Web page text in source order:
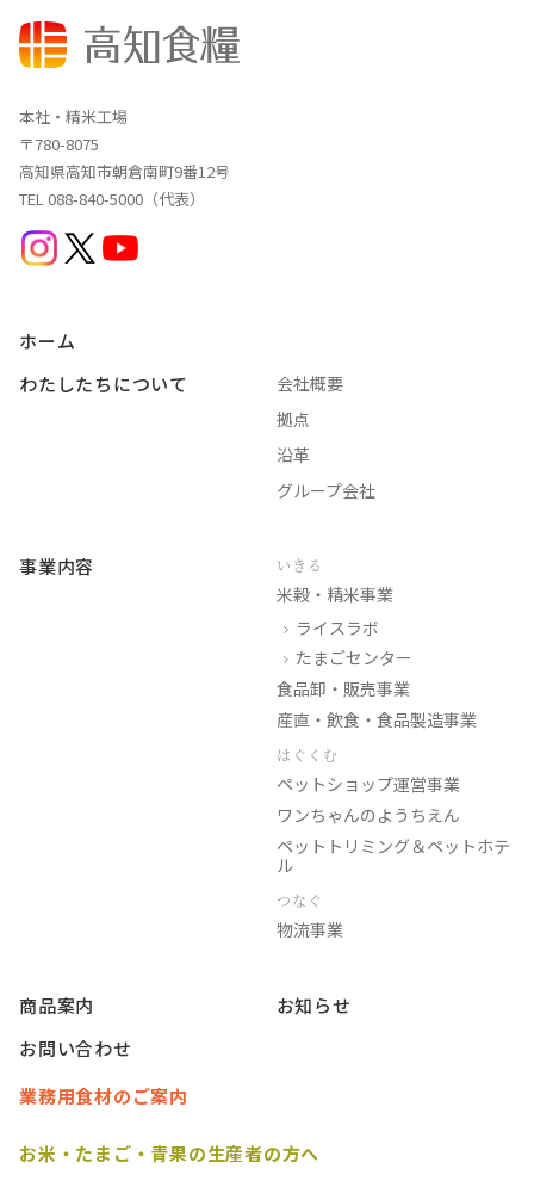
本社・精米工場
〒780-8075
高知県高知市朝倉南町9番12号
TEL 088-840-5000（代表）
ホーム
わたしたちについて
会社概要
拠点
沿革
グループ会社
事業内容 いきる
米穀・精米事業
ライスラボ
たまごセンター
食品卸・販売事業
産直・飲食・食品製造事業
はぐくむ
ペットショップ運営事業
ワンちゃんのようちえん
ペットトリミング＆ペットホテ
ル
つなぐ
物流事業
商品案内
お知らせ
お問い合わせ
業務用食材のご案内
お米・たまご・青果の生産者の方へ